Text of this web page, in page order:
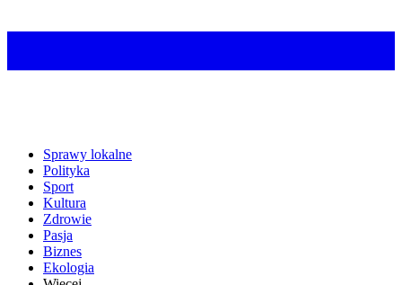
Sprawy lokalne
Polityka
Sport
Kultura
Zdrowie
Pasja
Biznes
Ekologia